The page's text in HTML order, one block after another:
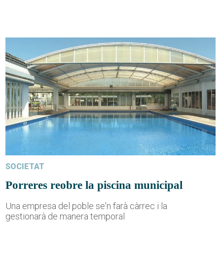
SOCIETAT
Porreres reobre la piscina municipal
Una empresa del poble se'n farà càrrec i la
gestionarà de manera temporal